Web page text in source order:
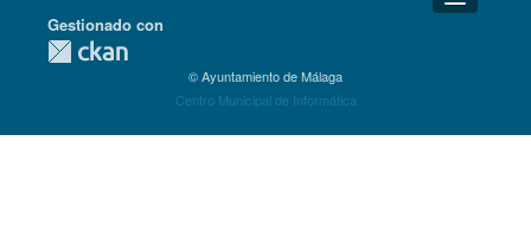
Detalles Técnicos
Gestionado con
© Ayuntamiento de Málaga
Centro Municipal de Informática